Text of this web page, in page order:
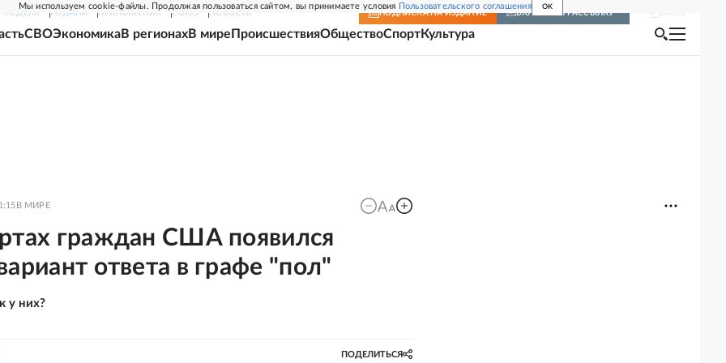
Мы используем cookie-файлы. Продолжая пользоваться сайтом, вы принимаете условия Пользовательского соглашения OK
НЕДЕЛЯ РОДИНА ПРИЛОЖЕНИЯ СОЮЗ НОВОСТИ ПОДПИСКА НА ИЗДАНИЕ ВКЛЮЧИТЬ РАССЫЛКУ
СВОЭкономикаВ регионахВ мире ПроисшествияОбществоСпортКультура
В МИРЕ
граждан США появился
ответа в графе "пол"
у них?
ПОДЕЛИТЬСЯ